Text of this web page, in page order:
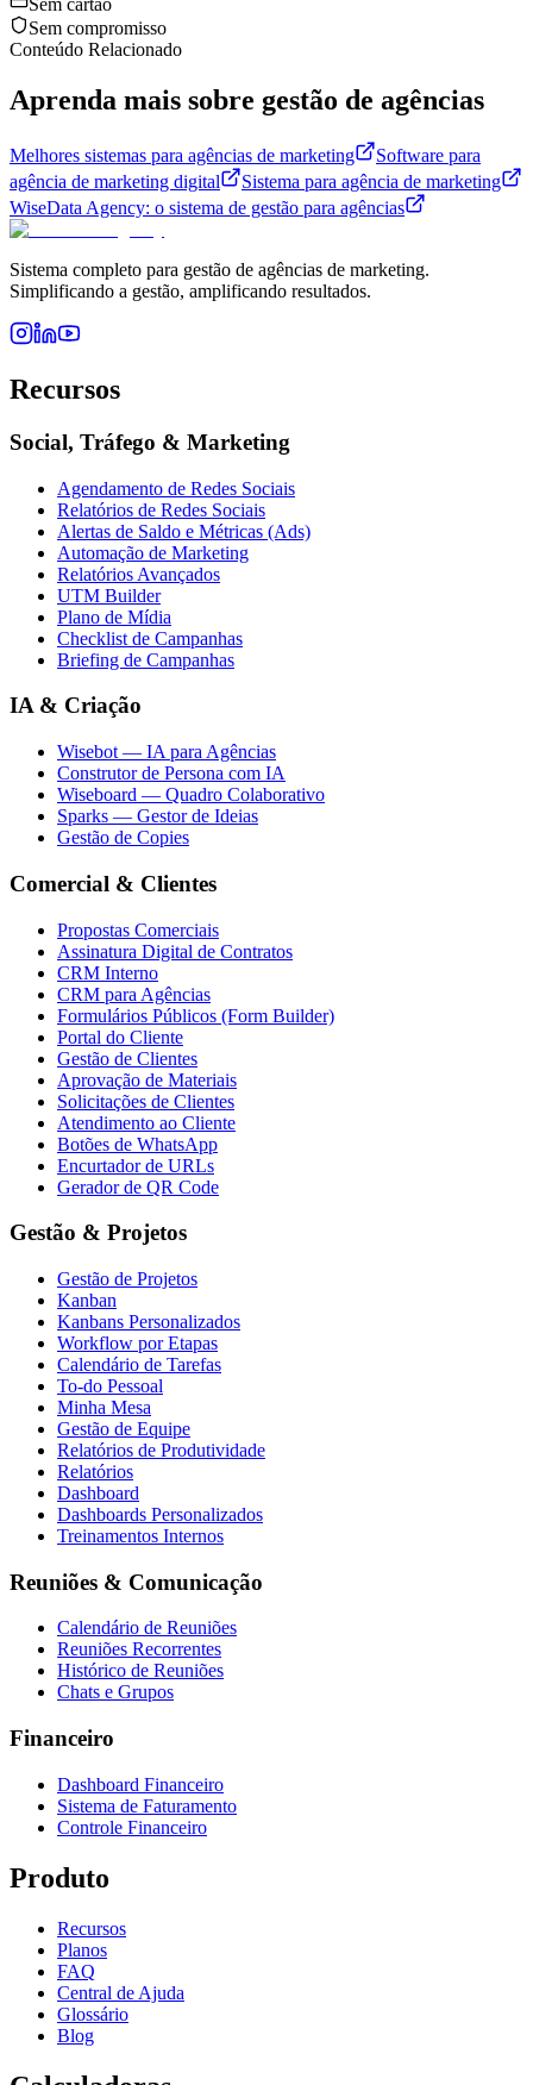
Sem cartão
Sem compromisso
Conteúdo Relacionado
Aprenda mais sobre gestão de agências
Melhores sistemas para agências de marketing
Software para
agência de marketing digital
Sistema para agência de marketing
WiseData Agency: o sistema de gestão para agências
Sistema completo para gestão de agências de marketing.
Simplificando a gestão, amplificando resultados.
Recursos
Social, Tráfego & Marketing
Agendamento de Redes Sociais
Relatórios de Redes Sociais
Alertas de Saldo e Métricas (Ads)
Automação de Marketing
Relatórios Avançados
UTM Builder
Plano de Mídia
Checklist de Campanhas
Briefing de Campanhas
IA & Criação
Wisebot — IA para Agências
Construtor de Persona com IA
Wiseboard — Quadro Colaborativo
Sparks — Gestor de Ideias
Gestão de Copies
Comercial & Clientes
Propostas Comerciais
Assinatura Digital de Contratos
CRM Interno
CRM para Agências
Formulários Públicos (Form Builder)
Portal do Cliente
Gestão de Clientes
Aprovação de Materiais
Solicitações de Clientes
Atendimento ao Cliente
Botões de WhatsApp
Encurtador de URLs
Gerador de QR Code
Gestão & Projetos
Gestão de Projetos
Kanban
Kanbans Personalizados
Workflow por Etapas
Calendário de Tarefas
To-do Pessoal
Minha Mesa
Gestão de Equipe
Relatórios de Produtividade
Relatórios
Dashboard
Dashboards Personalizados
Treinamentos Internos
Reuniões & Comunicação
Calendário de Reuniões
Reuniões Recorrentes
Histórico de Reuniões
Chats e Grupos
Financeiro
Dashboard Financeiro
Sistema de Faturamento
Controle Financeiro
Produto
Recursos
Planos
FAQ
Central de Ajuda
Glossário
Blog